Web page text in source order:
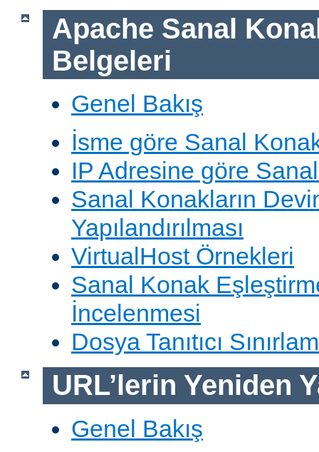
Apache Sanal
Belgeleri
Genel Bakış
İsme göre Sanal
IP Adresine göre
Sanal Konakların
Yapılandırılması
VirtualHost Örnekleri
Sanal Konak
İncelenmesi
Dosya Tanıtıcı
URL’lerin Yeniden
Genel Bakış